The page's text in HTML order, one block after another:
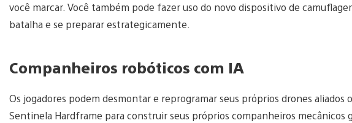
você marcar. Você também pode fazer uso do novo dispositivo de
batalha e se preparar estrategicamente.
Companheiros robóticos com IA
Os jogadores podem desmontar e reprogramar seus próprios drones aliados
Sentinela Hardframe para construir seus próprios companheiros mecânicos